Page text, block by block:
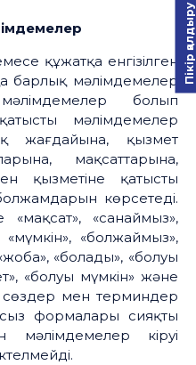
құжатқа енгізілген
барлық мәлімдемелер
болып
мәлімдемелер
жағдайына, қызмет
мақсаттарына,
қызметіне қатысты
көрсетеді.
«санаймыз»,
«мүмкін», «болжаймыз»,
«болады», «болуы
«болуы мүмкін» және
сөздер мен терминдер
формалары сияқты
мәлімдемелер кіруі
Пікір қалдыру